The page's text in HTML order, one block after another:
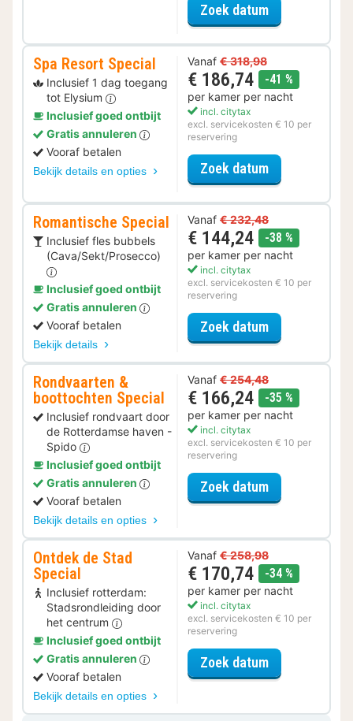
Zoek datumvoor Zomer
Spa Resort Special
Inclusief 1 dag toegang
tot Elysium
Inclusief goed ontbijt
Gratis annuleren
Vooraf betalen
Bekijk details en opties
Vanaf € 318,98
€ 186,74 -41 %
per kamer per nacht
incl. citytax
excl. servicekosten € 10 per
reservering
Zoek datumvoor Spa
Romantische Special
Inclusief fles bubbels
(Cava/Sekt/Prosecco)
Inclusief goed ontbijt
Gratis annuleren
Vooraf betalen
Bekijk details
Vanaf € 232,48
€ 144,24 -38 %
per kamer per nacht
incl. citytax
excl. servicekosten € 10 per
reservering
Zoek datumvoor
Rondvaarten &
boottochten Special
Inclusief rondvaart door
de Rotterdamse haven -
Spido
Inclusief goed ontbijt
Gratis annuleren
Vooraf betalen
Bekijk details en opties
Vanaf € 254,48
€ 166,24 -35 %
per kamer per nacht
incl. citytax
excl. servicekosten € 10 per
reservering
Zoek datumvoor
Ontdek de Stad
Special
Inclusief rotterdam:
Stadsrondleiding door
het centrum
Inclusief goed ontbijt
Gratis annuleren
Vooraf betalen
Bekijk details en opties
Vanaf € 258,98
€ 170,74 -34 %
per kamer per nacht
incl. citytax
excl. servicekosten € 10 per
reservering
Zoek datumvoor Ontdek